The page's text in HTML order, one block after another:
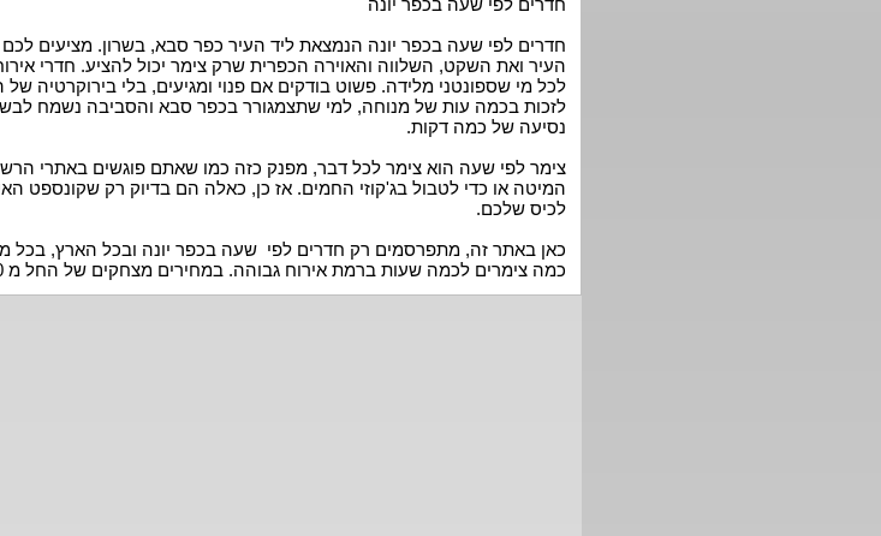
חדרים לפי שעה בכפר יונה
חדרים לפי שעה בכפר יונה הנמצאת ליד העיר כפר סבא, בשרון. מציעים
העיר ואת השקט, השלווה והאוירה הכפרית שרק צימר יכול להציע. חדרי
לכל מי שספונטני מלידה. פשוט בודקים אם פנוי ומגיעים, בלי בירוקרטיה
לזכות בכמה עות של מנוחה, למי שתצמגורר בכפר סבא והסביבה נשמח
נסיעה של כמה דקות.
צימר לפי שעה הוא צימר לכל דבר, מפנק כזה כמו שאתם פוגשים באתרי
המיטה או כדי לטבול בג'קוזי החמים. אז כן, כאלה הם בדיוק רק שקונספט
לכיס שלכם.
כאן באתר זה, מתפרסמים רק חדרים לפי שעה בכפר יונה ובכל הארץ, בכל
כמה צימרים לכמה שעות ברמת אירוח גבוהה. במחירים מצחקים של החל מ 70 ש'ח בלבד.